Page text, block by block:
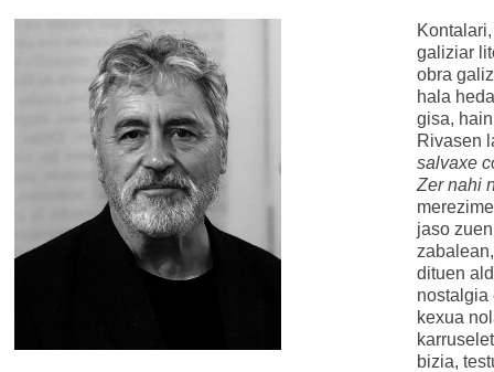
galiziar
obra
hala
gisa,
Rivasen
salvaxe
Zer nahi
jaso
dituen
nostalgia
kexua
bizia,